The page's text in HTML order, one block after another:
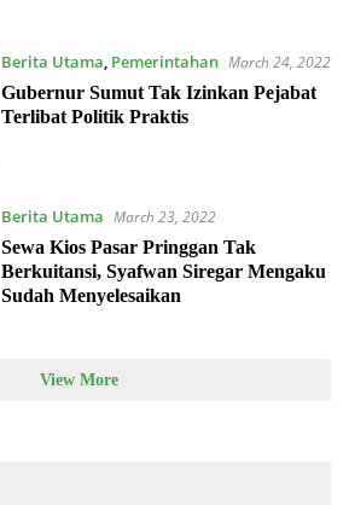
Berita Utama, Pemerintahan March 24, 2022
Gubernur Sumut Tak Izinkan Pejabat
Terlibat Politik Praktis
Berita Utama March 23, 2022
Sewa Kios Pasar Pringgan Tak
Berkuitansi, Syafwan Siregar Mengaku
Sudah Menyelesaikan
View More